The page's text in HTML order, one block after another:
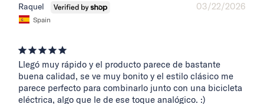
03/22/2026
Raquel
Spain
Llegó muy rápido y el producto parece de bastante
buena calidad, se ve muy bonito y el estilo clásico me
parece perfecto para combinarlo junto con una bicicleta
eléctrica, algo que le de ese toque analógico. :)